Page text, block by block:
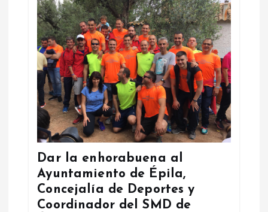
Dar la enhorabuena al
Ayuntamiento de Épila,
Concejalía de Deportes y
Coordinador del SMD de